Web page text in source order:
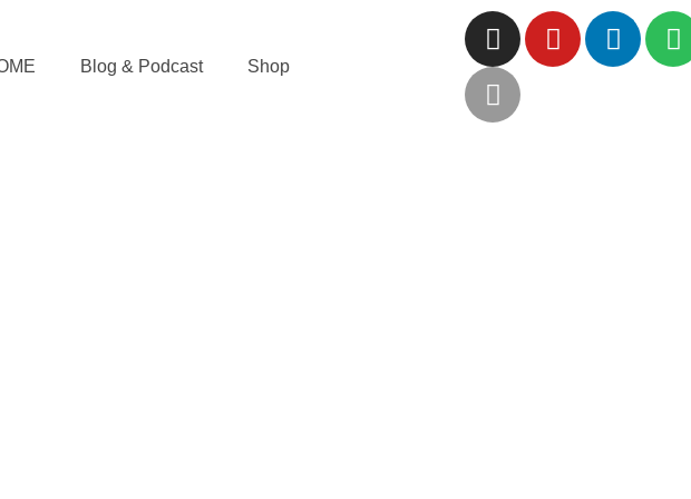
Blog & Podcast Shop